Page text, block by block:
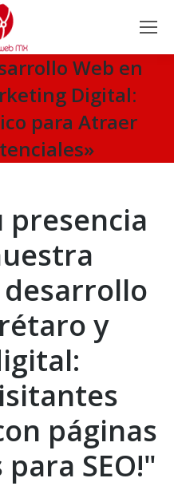
Web en
Digital:
para Atraer
y
páginas
SEO!"